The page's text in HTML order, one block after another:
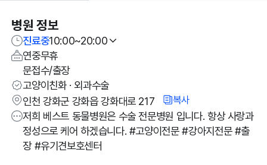
병원 정보
진료중10:00~20:00
연중무휴
문접수/출장
고양이친화 · 외과수술
인천 강화군 강화읍 강화대로 217
복사
저희 베스트 동물병원은 수술 전문병원 입니다. 항상 사랑과
정성으로 케어 하겠습니다. #고양이전문 #강아지전문 #출
장 #유기견보호센터